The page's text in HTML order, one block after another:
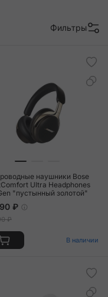
Фильтры
наушники Bose
Ultra Headphones
"пустынный золотой"
₽
₽
В наличии